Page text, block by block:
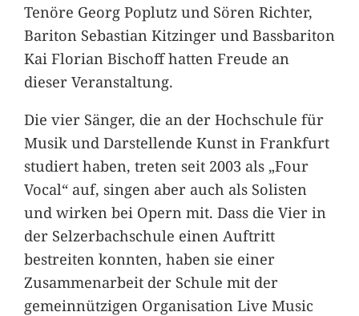
Tenöre Georg Poplutz und Sören Richter,
Bariton Sebastian Kitzinger und Bassbariton
Kai Florian Bischoff hatten Freude an
dieser Veranstaltung.
Die vier Sänger, die an der Hochschule für
Musik und Darstellende Kunst in Frankfurt
studiert haben, treten seit 2003 als „Four
Vocal“ auf, singen aber auch als Solisten
und wirken bei Opern mit. Dass die Vier in
der Selzerbachschule einen Auftritt
bestreiten konnten, haben sie einer
Zusammenarbeit der Schule mit der
gemeinnützigen Organisation Live Music